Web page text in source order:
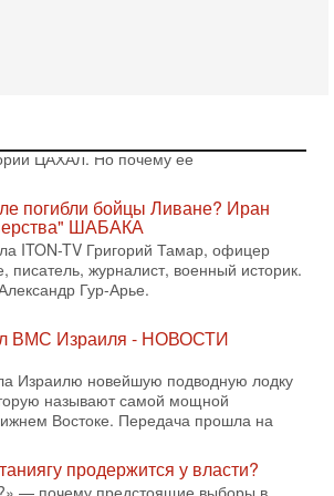
которая уже стала самой дорогой
ЦАХАЛ. Но почему её
погибли бойцы Ливане? Иран
ШАБАКА
ITON-TV Григорий Тамар, офицер
писатель, журналист, военный историк.
Гур-Арье.
ВМС Израиля - НОВОСТИ
Израилю новейшую подводную лодку
называют самой мощной
Востоке. Передача прошла на
продержится у власти?
— почему предстоящие выборы в